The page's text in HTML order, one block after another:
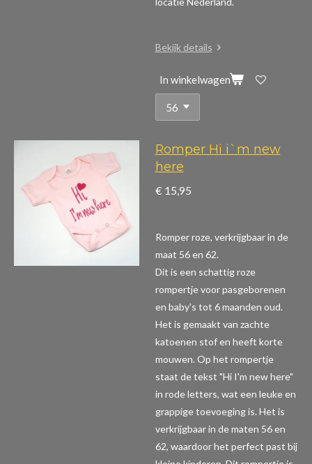
Bekijk details
In winkelwagen
Romper Hi i`m new
here
€ 15,95
Romper roze, verkrijgbaar in de
maat 56 en 62.
Dit is een schattig roze
rompertje voor pasgeborenen
en baby's tot 6 maanden oud.
Het is gemaakt van zachte
katoenen stof en heeft korte
mouwen. Op het rompertje
staat de tekst "Hi I'm new here"
in rode letters, wat een leuke en
grappige toevoeging is. Het is
verkrijgbaar in de maten 56 en
62, waardoor het perfect past bij